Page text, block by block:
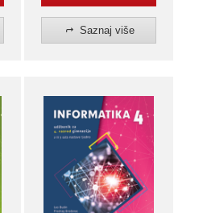
Saznaj više